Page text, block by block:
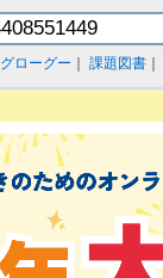
グローグー 課題図書